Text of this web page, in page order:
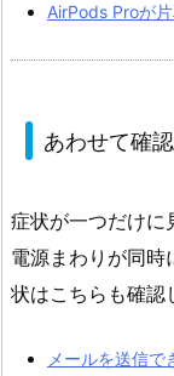
AirPods Proが
あわせて確
症状が一つだけに
電源まわりが同時
状はこちらも確認
メールを送信で